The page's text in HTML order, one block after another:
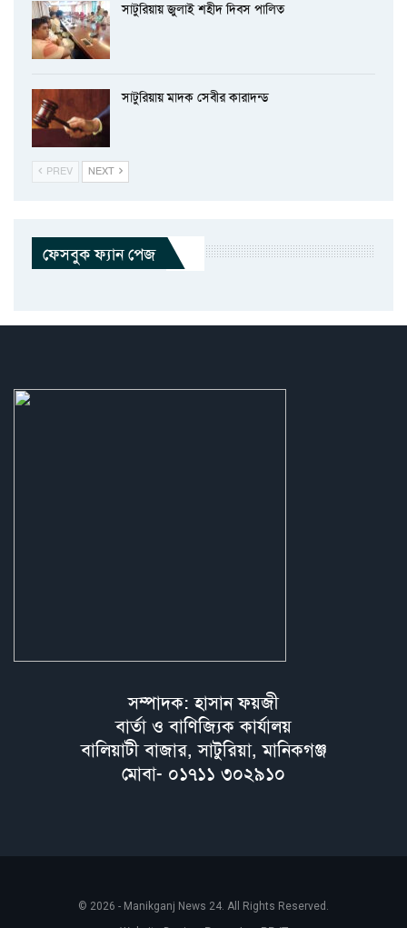
সাটুরিয়ায় জুলাই শহীদ দিবস পালিত
সাটুরিয়ায় মাদক সেবীর কারাদন্ড
PREV NEXT
ফেসবুক ফ্যান পেজ
সম্পাদক: হাসান ফয়জী
বার্তা ও বাণিজ্যিক কার্যালয়
বালিয়াটী বাজার, সাটুরিয়া, মানিকগঞ্জ
মোবা- ০১৭১১ ৩০২৯১০
© 2026 - Manikganj News 24. All Rights Reserved.